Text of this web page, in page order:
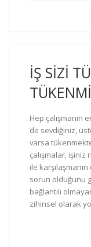
İŞ SİZİ
Hep çalışmanın
de sevdiğiniz,
varsa
çalışmalar,
ile
sorun olduğunu
bağlantılı
zihinsel olarak